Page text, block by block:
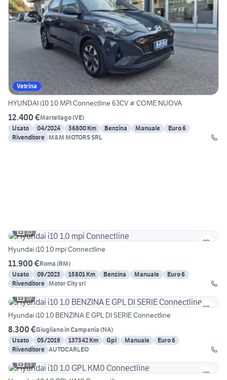
Vetrina
HYUNDAI i10 1.0 MPI Connectline 63CV # COME NUOVA
12.400 €Martellago(VE)
Usato
04/2024 36800 Km Benzina Manuale
Euro 6
Rivenditore M&M MOTORS SRL
10
Hyundai i10 1.0 mpi Connectline
11.900 €Roma (RM)
Usato
09/2023 15801 Km Benzina Manuale
Euro 6
Rivenditore Motor City srl
19
Hyundai i10 1.0 BENZINA E GPL DI SERIE Connectline
8.300 €Giugliano in Campania (NA)
Usato
05/2019 137342 Km Gpl Manuale
Euro 6
Rivenditore AUTOCARLEO
23